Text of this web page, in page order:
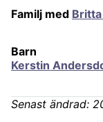
Familj med
Barn
Kerstin
Senast ändrad: